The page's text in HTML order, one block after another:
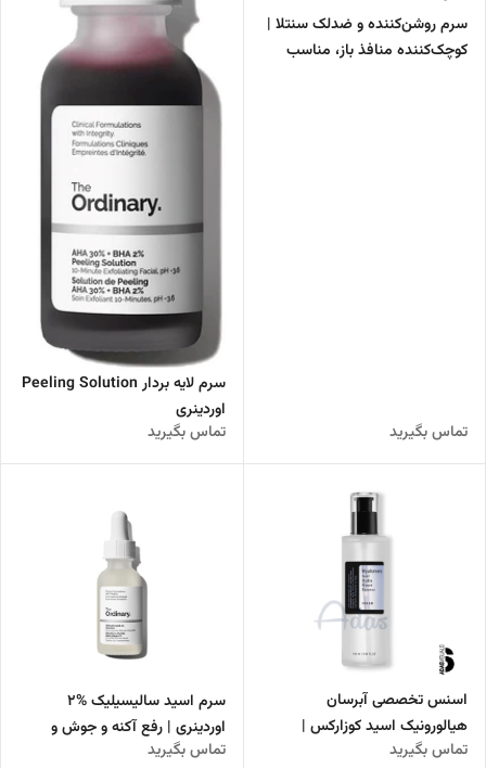
سرم روشن‌کننده و ضدلک سنتلا |
کوچک‌کننده منافذ باز، مناسب
تماس بگیرید
سرم لایه بردار Peeling Solution
اوردینری
تماس بگیرید
اسنس تخصصی آبرسان
هیالورونیک اسید کوزارکس |
مناسب پوست‌های دهیدراته
تماس بگیرید
سرم اسید سالیسیلیک %2
اوردینری | رفع آکنه و جوش و
کنترل‌کننده چربی پوست
تماس بگیرید